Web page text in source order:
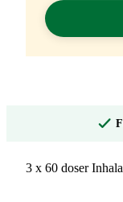
3 x 60 doser